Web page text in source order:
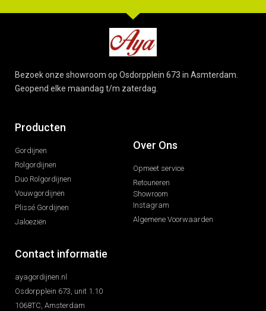
Bezoek onze showroom op Osdorpplein 673 in Asmterdam.
Geopend elke maandag t/m zaterdag.
Producten
Gordijnen
Rolgordijnen
Duo Rolgordijnen
Vouwgordijnen
Plissé Gordijnen
Jaloeziën
Over Ons
Opmeet service
Retouneren
Showroom
Instagram
Algemene Voorwaarden
Contact informatie
ayagordijnen.nl
Osdorpplein 673, unit 1.10
1068TC, Amsterdam